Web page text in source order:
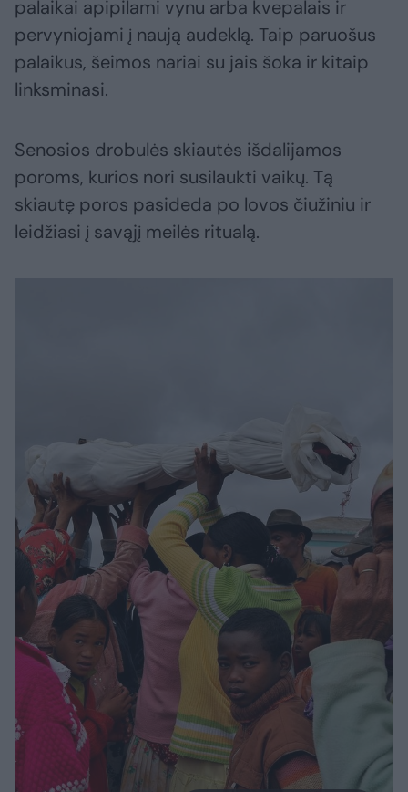
palaikai apipilami vynu arba kvepalais ir
pervyniojami į naują audeklą. Taip paruošus
palaikus, šeimos nariai su jais šoka ir kitaip
linksminasi.
Senosios drobulės skiautės išdalijamos
poroms, kurios nori susilaukti vaikų. Tą
skiautę poros pasideda po lovos čiužiniu ir
leidžiasi į savąjį meilės ritualą.